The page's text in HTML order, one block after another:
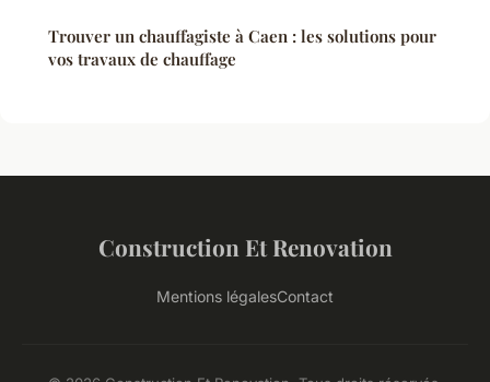
Trouver un chauffagiste à Caen : les solutions pour
vos travaux de chauffage
Construction Et Renovation
Mentions légalesContact